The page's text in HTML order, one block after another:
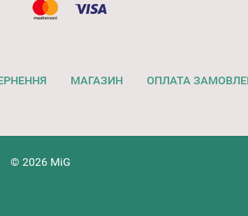
МАГАЗИН ОПЛАТА
© 2026 MiG